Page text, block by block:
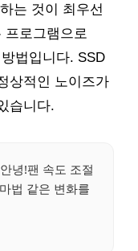
는 것이 최우선
프로그램으로
법입니다. SSD
상적인 노이즈가
습니다.
녕!팬 속도 조절
법 같은 변화를